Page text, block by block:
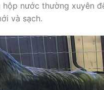
nước thường xuyên
và sạch.